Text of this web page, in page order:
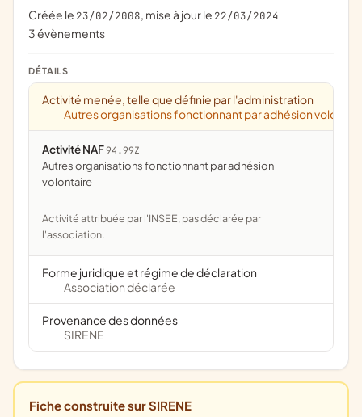
Créée le 23/02/2008, mise à jour le 22/03/2024
3 évènements
DÉTAILS
Activité menée, telle que définie par l'administration
Autres organisations fonctionnant par adhésion
Activité NAF94.99Z
Autres organisations fonctionnant par adhésion
volontaire
Activité attribuée par l'INSEE, pas déclarée par
l'association.
Forme juridique et régime de déclaration
Association déclarée
Provenance des données
SIRENE
Fiche construite sur SIRENE